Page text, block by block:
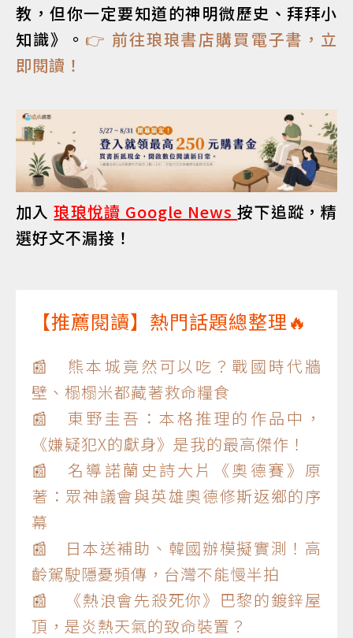
教，但你一定要知道的神明微歷史、拜拜小
知識》。 👉 前往琅琅書店購買電子書，立
即閱讀！
加入琅琅悅讀 Google News按下追蹤，精
選好文不漏接！
【推薦閱讀】熱門話題總整理🔥
📰 熊本城竟然可以吃？戰國時代牆
壁、榻榻米都藏著救命糧食
📰 東野圭吾：本格推理的作品中，
《嫌疑犯X的獻身》是我的最高傑作！
📰 名導諾蘭史詩大片《奧德賽》原
著：眾神議會與英雄奧德修斯返鄉的序
幕
📰 日本送補助、韓國辦模擬實測！高
齡駕駛隱憂頻傳，台灣不能慢半拍
📰 《熱浪會先殺死你》巴黎的鍍鋅屋
頂，是炎熱天氣的致命裝置？